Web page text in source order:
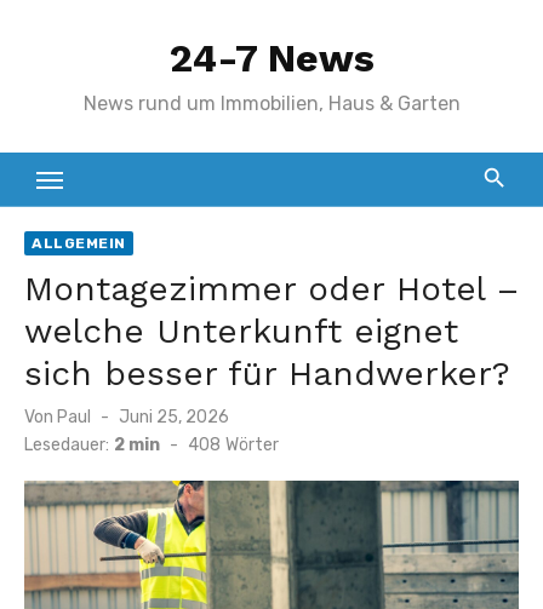
24-7 News
News rund um Immobilien, Haus & Garten
ALLGEMEIN
Montagezimmer oder Hotel –
welche Unterkunft eignet
sich besser für Handwerker?
Von Paul
Veröffentlicht
am
Juni 25, 2026
Lesedauer: 2 min - 408 Wörter